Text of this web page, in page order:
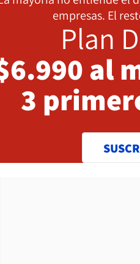
empresas. El
Plan
al
3